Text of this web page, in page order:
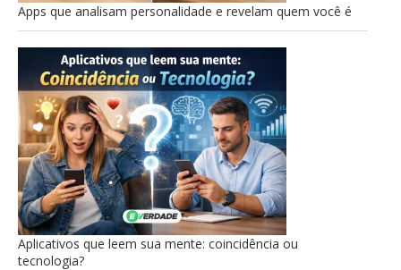
Apps que analisam personalidade e revelam quem você é
Aplicativos que leem sua mente: coincidência ou
tecnologia?